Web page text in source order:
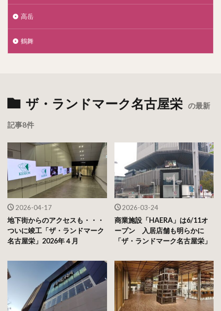
高岳
鶴舞
ザ・ランドマーク名古屋栄 の最新
記事8件
2026-04-17
地下街からのアクセスも・・・
ついに竣工「ザ・ランドマーク
名古屋栄」2026年４月
2026-03-24
商業施設「HAERA」は6/11オ
ープン 入居店舗も明らかに
「ザ・ランドマーク名古屋栄」